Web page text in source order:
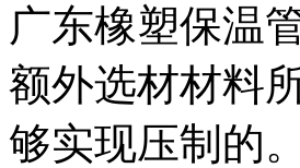
广东橡塑保温
额外选材材料
够实现压制的